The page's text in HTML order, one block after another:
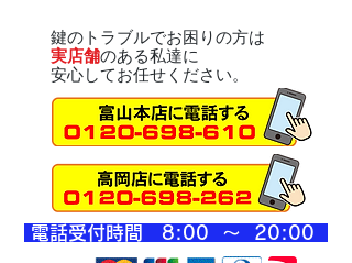
鍵のトラブルでお困りの方は
実店舗のある私達に
安心してお任せください。
​電話受付時間 8:00 ～ 20:00